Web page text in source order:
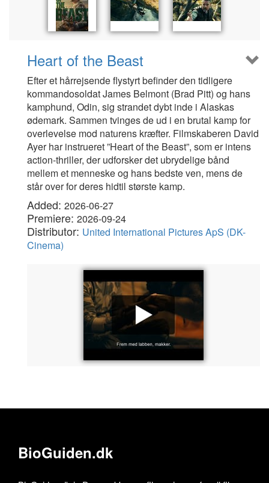
Heart of the Beast
Efter et hårrejsende flystyrt befinder den tidligere
kommandosoldat James Belmont (Brad Pitt) og hans
kamphund, Odin, sig strandet dybt inde i Alaskas
ødemark. Sammen tvinges de ud i en brutal kamp for
overlevelse mod naturens kræfter. Filmskaberen David
Ayer har instrueret ”Heart of the Beast”, som er intens
action-thriller, der udforsker det ubrydelige bånd
mellem et menneske og hans bedste ven, mens de
står over for deres hidtil største kamp.
Added: 2026-06-27
Premiere: 2026-09-24
Distributor: United International Pictures ApS (DK-
Cinema)
BioGuiden.dk